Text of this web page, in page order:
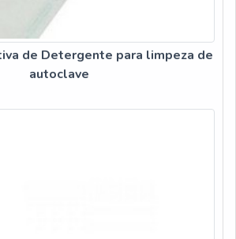
de Detergente para limpeza de
autoclave